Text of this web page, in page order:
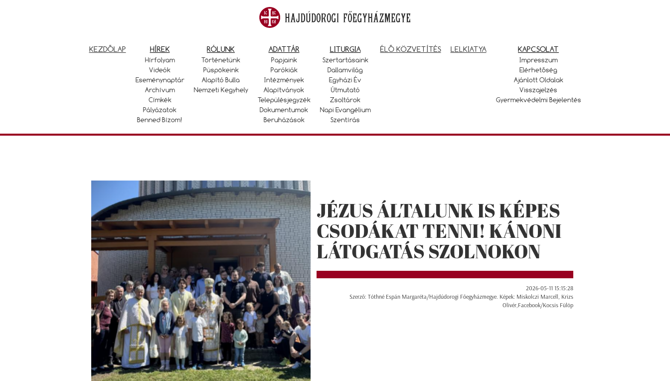
KEZDŐLAP HÍREK
Hírfolyam
Videók
Eseménynaptár
Archívum
Címkék
Pályázatok
Benned Bízom!
RÓLUNK
Történetünk
Püspökeink
Alapító Bulla
Nemzeti Kegyhely
ADATTÁR
Papjaink
Parókiák
Intézmények
Alapítványok
Településjegyzék
Dokumentumok
Beruházások
LITURGIA
Szertartásaink
Dallamvilág
Egyházi Év
Útmutató
Zsoltárok
Napi Evangélium
Szentírás
ÉLŐ KÖZVETÍTÉS LELKIATYA KAPCSOLAT
Impresszum
Elérhetőség
Ajánlott Oldalak
Visszajelzés
Gyermekvédelmi Bejelentés
JÉZUS ÁLTALUNK IS KÉPES
CSODÁKAT TENNI! KÁNONI
LÁTOGATÁS SZOLNOKON
2026-05-11 15:15:28
Szerző: Tóthné Espán Margaréta/Hajdúdorogi Főegyházmegye. Képek: Miskolczi Marcell, Krizs
Olivér,Facebook/Kocsis Fülöp